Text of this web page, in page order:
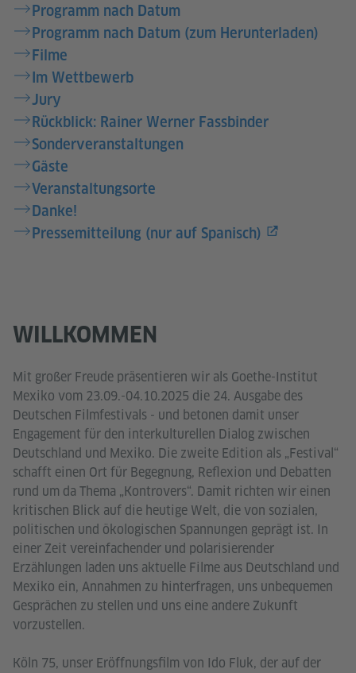
Programm nach Datum
Programm nach Datum (zum Herunterladen)
Filme
Im Wettbewerb
Jury
Rückblick: Rainer Werner Fassbinder
Sonderveranstaltungen
Gäste
Veranstaltungsorte
Danke!
Pressemitteilung (nur auf Spanisch)
WILLKOMMEN
Mit großer Freude präsentieren wir als Goethe-Institut
Mexiko vom 23.09.-04.10.2025 die 24. Ausgabe des
Deutschen Filmfestivals - und betonen damit unser
Engagement für den interkulturellen Dialog zwischen
Deutschland und Mexiko. Die zweite Edition als „Festival“
schafft einen Ort für Begegnung, Reflexion und Debatten
rund um da Thema „Kontrovers“. Damit richten wir einen
kritischen Blick auf die heutige Welt, die von sozialen,
politischen und ökologischen Spannungen geprägt ist. In
einer Zeit vereinfachender und polarisierender
Erzählungen laden uns aktuelle Filme aus Deutschland und
Mexiko ein, Annahmen zu hinterfragen, uns unbequemen
Gesprächen zu stellen und uns eine andere Zukunft
vorzustellen.
Köln 75, unser Eröffnungsfilm von Ido Fluk, der auf der